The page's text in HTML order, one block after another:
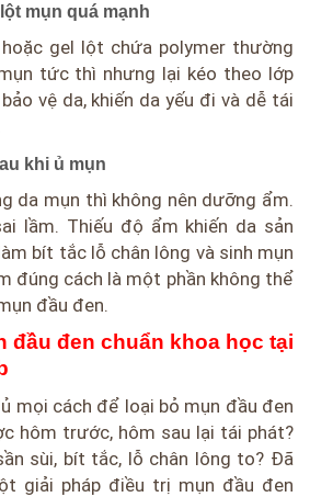
mụn quá mạnh
gel lột chứa polymer thường
tức thì nhưng lại kéo theo lớp
vệ da, khiến da yếu đi và dễ tái
khi ủ mụn
da mụn thì không nên dưỡng ẩm.
lầm. Thiếu độ ẩm khiến da sản
bít tắc lỗ chân lông và sinh mụn
đúng cách là một phần không thể
đầu đen.
đầu đen chuẩn khoa học tại
mọi cách để loại bỏ mụn đầu đen
hôm trước, hôm sau lại tái phát?
sùi, bít tắc, lỗ chân lông to? Đã
giải pháp điều trị mụn đầu đen